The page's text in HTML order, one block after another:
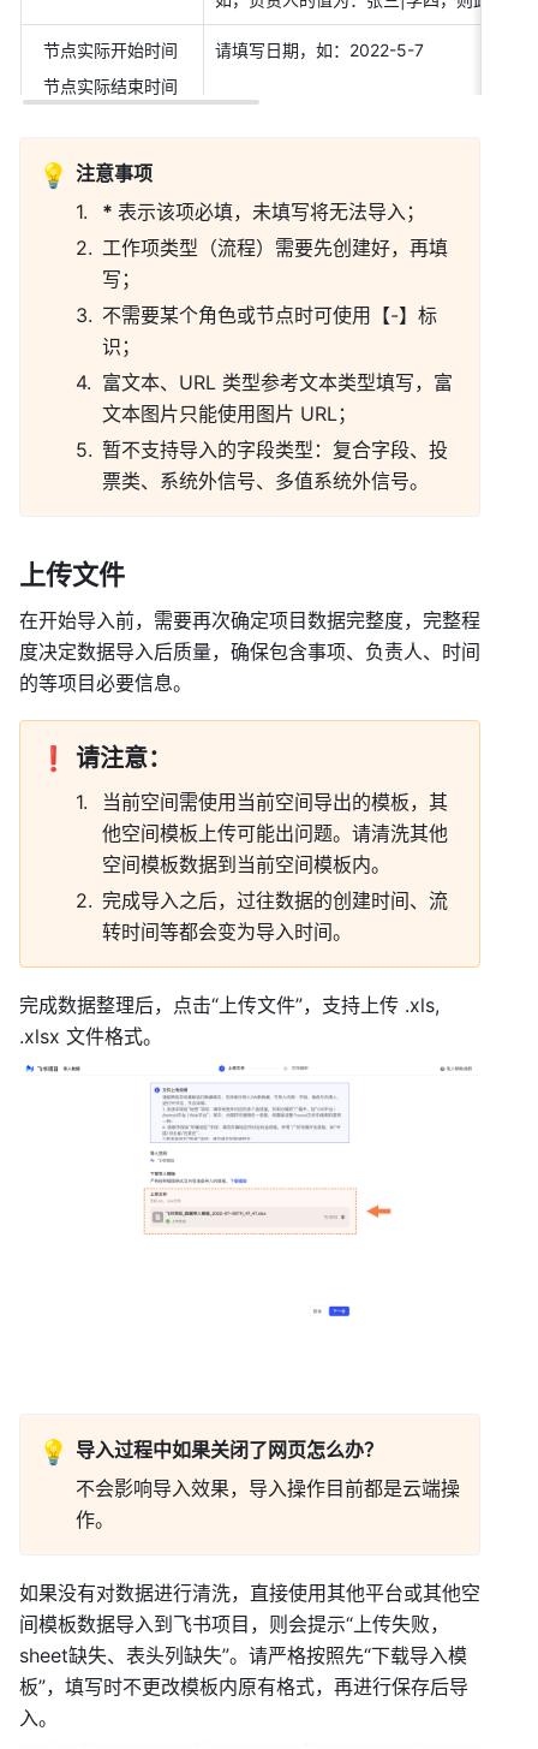
节点实际开始时间
节点实际结束时间
请填写日期，如：2022-5-7
💡 注意事项
* 表示该项必填，未填写将无法导入；
工作项类型（流程）需要先创建好，再填
写；
不需要某个角色或节点时可使用【-】标
识；
富文本、URL 类型参考文本类型填写，富
文本图片只能使用图片 URL；
暂不支持导入的字段类型：复合字段、投
票类、系统外信号、多值系统外信号。
上传文件
在开始导入前，需要再次确定项目数据完整度，完整程
度决定数据导入后质量，确保包含事项、负责人、时间
的等项目必要信息。
❗ 请注意：
当前空间需使用当前空间导出的模板，其
他空间模板上传可能出问题。请清洗其他
空间模板数据到当前空间模板内。
完成导入之后，过往数据的创建时间、流
转时间等都会变为导入时间。
完成数据整理后，点击“上传文件”，支持上传 .xls,
.xlsx 文件格式。
💡 导入过程中如果关闭了网页怎么办？
不会影响导入效果，导入操作目前都是云端操
作。
如果没有对数据进行清洗，直接使用其他平台或其他空
间模板数据导入到飞书项目，则会提示“上传失败，
sheet缺失、表头列缺失”。请严格按照先“下载导入模
板”，填写时不更改模板内原有格式，再进行保存后导
入。